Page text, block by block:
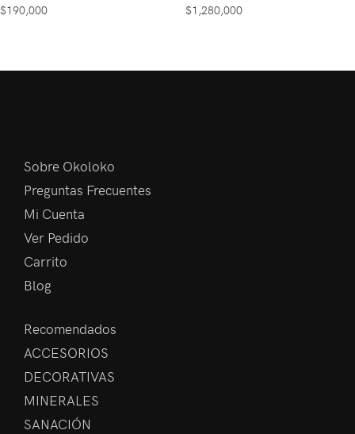
$190,000 $1,280,000
Sobre Okoloko
Preguntas Frecuentes
Mi Cuenta
Ver Pedido
Carrito
Blog
Recomendados
ACCESORIOS
DECORATIVAS
MINERALES
SANACIÓN